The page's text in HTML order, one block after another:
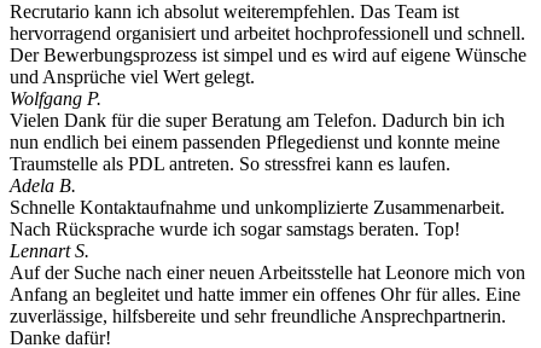
Recrutario kann ich absolut weiterempfehlen. Das Team ist
hervorragend organisiert und arbeitet hochprofessionell und schnell.
Der Bewerbungsprozess ist simpel und es wird auf eigene Wünsche
und Ansprüche viel Wert gelegt.
Wolfgang P.
Vielen Dank für die super Beratung am Telefon. Dadurch bin ich
nun endlich bei einem passenden Pflegedienst und konnte meine
Traumstelle als PDL antreten. So stressfrei kann es laufen.
Adela B.
Schnelle Kontaktaufnahme und unkomplizierte Zusammenarbeit.
Nach Rücksprache wurde ich sogar samstags beraten. Top!
Lennart S.
Auf der Suche nach einer neuen Arbeitsstelle hat Leonore mich von
Anfang an begleitet und hatte immer ein offenes Ohr für alles. Eine
zuverlässige, hilfsbereite und sehr freundliche Ansprechpartnerin.
Danke dafür!